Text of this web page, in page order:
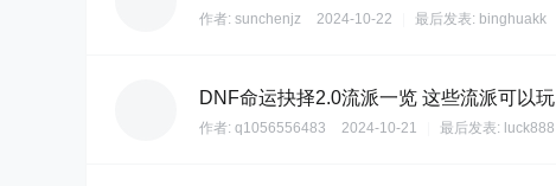
作者: sunchenjz 2024-10-22 最后发表: binghuakk
DNF命运抉择2.0流派一览 这些流派可以玩
作者: q1056556483 2024-10-21 最后发表: luck888